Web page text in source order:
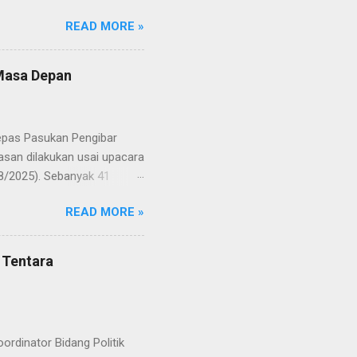
menuntaskan
kebangsaan yang
rasa bangga dan
pelatih, serta para
READ MORE »
Depan
Pasukan Pengibar
dilakukan usai upacara
2025). Sebanyak 41
menuntaskan
kebangsaan yang
rasa bangga dan
pelatih, serta para
generasi penerus
READ MORE »
Bidang Politik